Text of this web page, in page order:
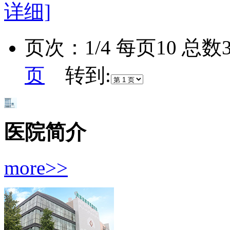
详细]
页次：1/4 每页10 总
页 转到:
医院简介
more>>